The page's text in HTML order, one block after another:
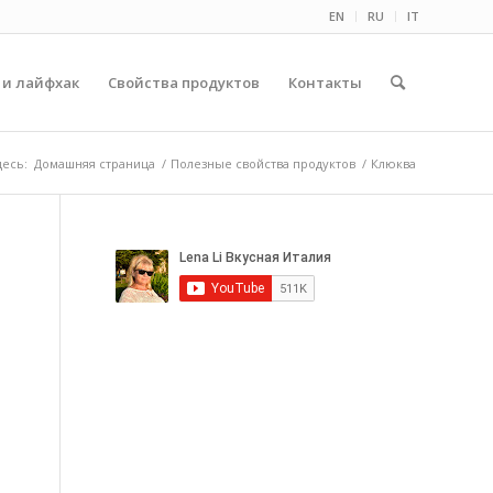
EN RU IT
лайфхак Свойства продуктов Контакты
Домашняя страница / Полезные свойства продуктов / Клюква